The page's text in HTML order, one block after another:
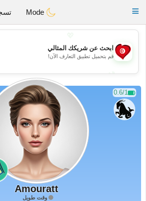
Tunisia Dating
Toggle
💕
💕
ابحث عن شريكك المثالي
قم بتحميل تطبيق التعارف الآن!
0.6/1
Amouratt
وقت طويل